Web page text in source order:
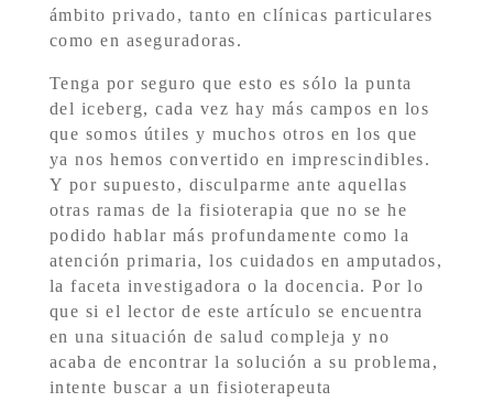
ámbito privado, tanto en clínicas particulares
como en aseguradoras.
Tenga por seguro que esto es sólo la punta
del iceberg, cada vez hay más campos en los
que somos útiles y muchos otros en los que
ya nos hemos convertido en imprescindibles.
Y por supuesto, disculparme ante aquellas
otras ramas de la fisioterapia que no se he
podido hablar más profundamente como la
atención primaria, los cuidados en amputados,
la faceta investigadora o la docencia. Por lo
que si el lector de este artículo se encuentra
en una situación de salud compleja y no
acaba de encontrar la solución a su problema,
intente buscar a un fisioterapeuta